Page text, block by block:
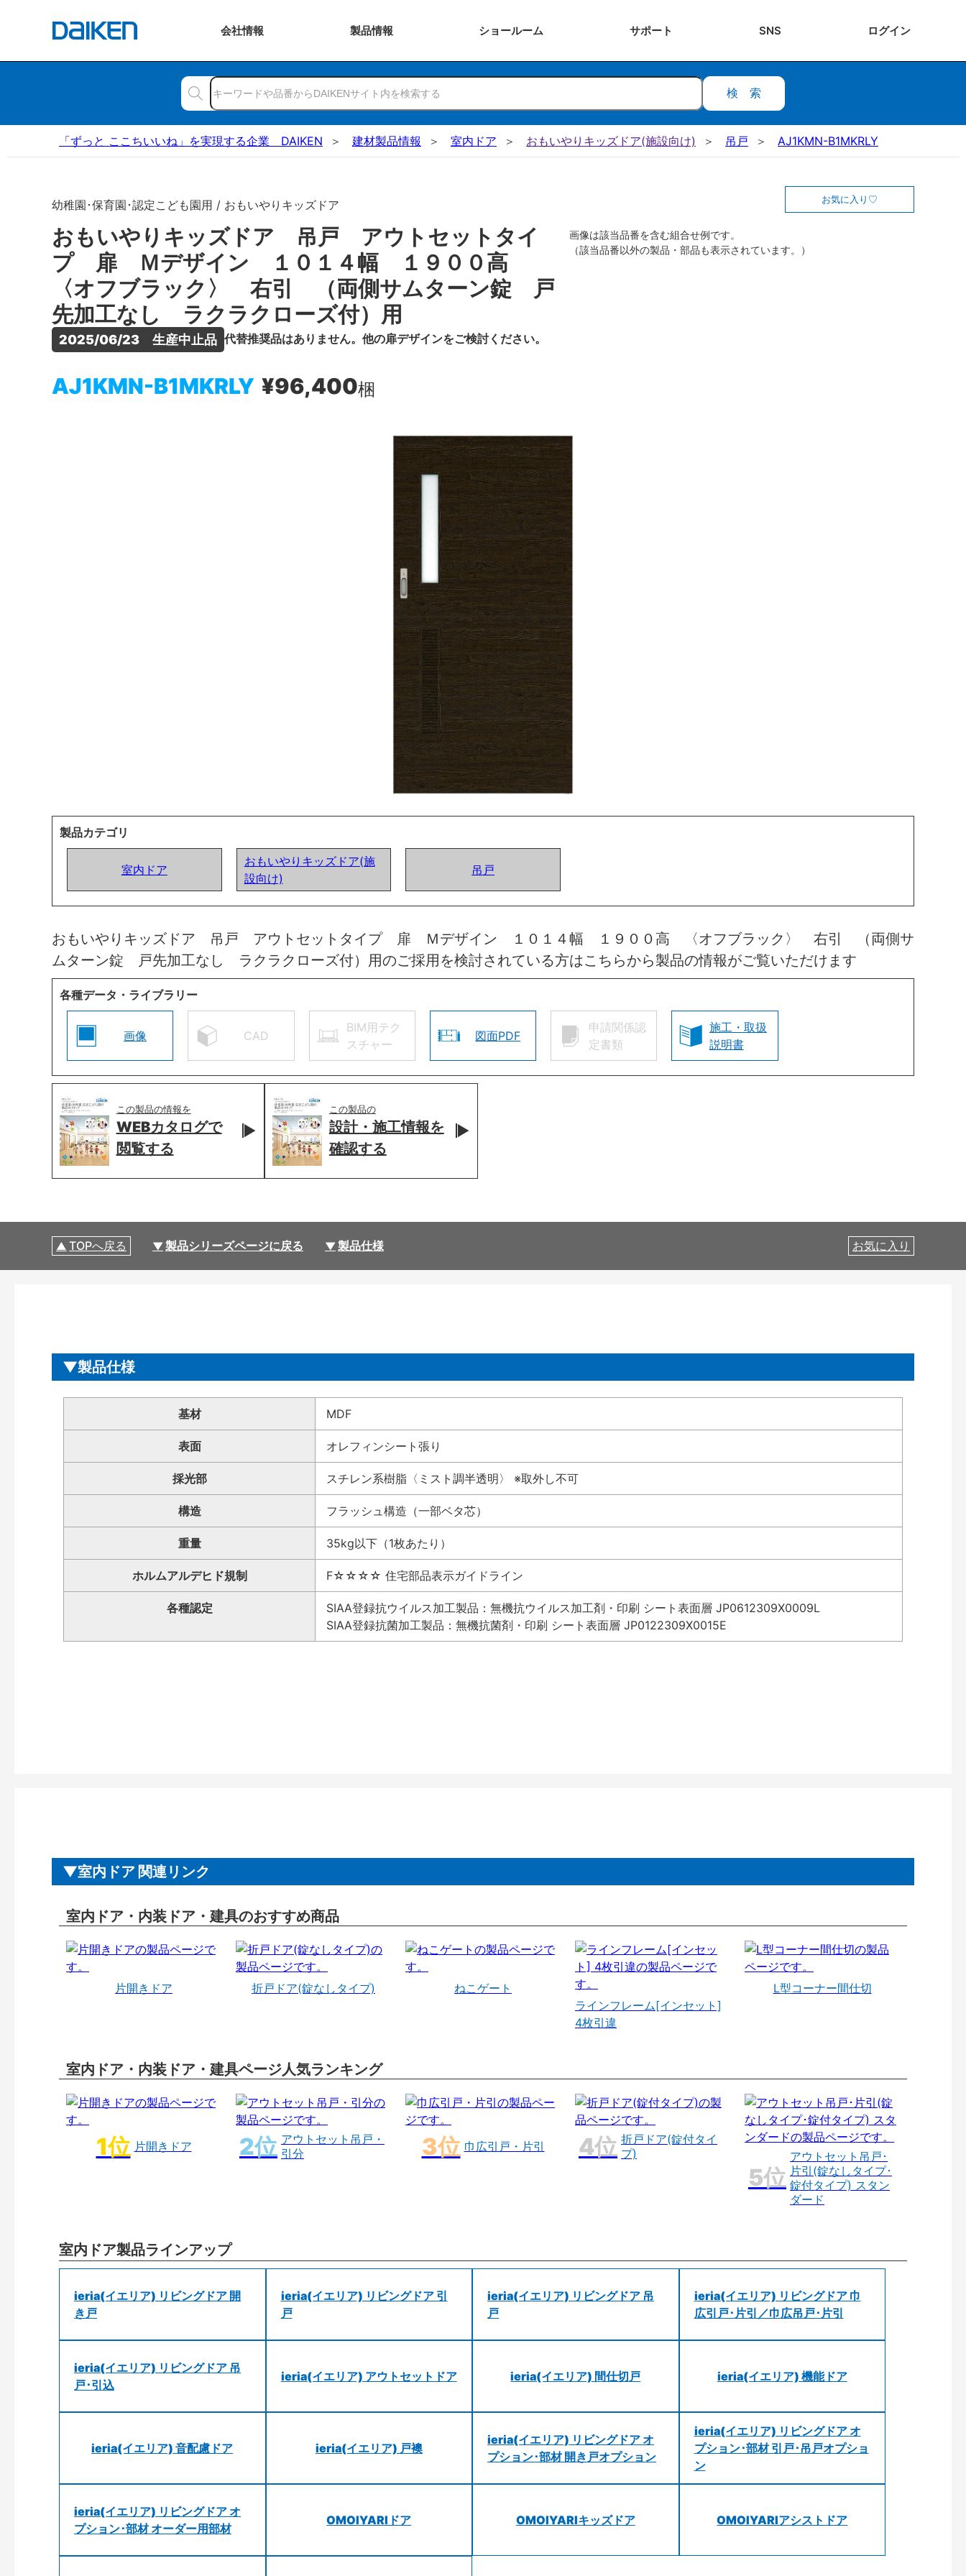
会社情報 製品情報 ショールーム サポート SNS ログイン
検索
「ずっと ここちいいね」を実現する企業 DAIKEN 建材製品情報 室内ドア おもいやりキッズドア(施設向け) 吊戸 AJ1KMN-B1MKRLY
幼稚園･保育園･認定こども園用 / おもいやりキッズドア
おもいやりキッズドア 吊戸 アウトセットタイ
プ 扉 Ｍデザイン １０１４幅 １９００高
〈オフブラック〉 右引 （両側サムターン錠 戸
先加工なし ラクラクローズ付）用
2025/06/23　生産中止品 代替推奨品はありません。他の扉デザインをご検討ください。
AJ1KMN-B1MKRLY ¥96,400梱
お気に入り
画像は該当品番を含む組合せ例です。
（該当品番以外の製品・部品も表示されています。）
製品カテゴリ
室内ドア
おもいやりキッズドア(施
設向け)
吊戸
おもいやりキッズドア 吊戸 アウトセットタイプ 扉 Ｍデザイン １０１４幅 １９００高 〈オフブラック〉 右引 （両側サ
ムターン錠 戸先加工なし ラクラクローズ付）用のご採用を検討されている方はこちらから製品の情報がご覧いただけます
各種データ・ライブラリー
画像 CAD
BIM用テク
スチャー
図面PDF
申請関係認
定書類
施工・取扱
説明書
この製品の情報を
WEBカタログで
閲覧する
この製品の
設計・施工情報を
確認する
TOPへ戻る 製品シリーズページに戻る 製品仕様 お気に入り
製品仕様
基材 MDF
表面 オレフィンシート張り
採光部 スチレン系樹脂〈ミスト調半透明〉 ※取外し不可
構造 フラッシュ構造（一部ベタ芯）
重量 35kg以下（1枚あたり）
ホルムアルデヒド規制 F☆☆☆☆ 住宅部品表示ガイドライン
各種認定
SIAA登録抗ウイルス加工製品：無機抗ウイルス加工剤・印刷 シート表面層 JP0612309X0009L
SIAA登録抗菌加工製品：無機抗菌剤・印刷 シート表面層 JP0122309X0015E
室内ドア 関連リンク
室内ドア・内装ドア・建具のおすすめ商品
片開きドア 折戸ドア(錠なしタイプ)
ねこゲート
ラインフレーム[インセット]
4枚引違
L型コーナー間仕切
室内ドア・内装ドア・建具ページ人気ランキング
片開きドア
アウトセット吊戸・
引分
巾広引戸・片引
折戸ドア(錠付タイ
プ)
アウトセット吊戸･
片引(錠なしタイプ･
錠付タイプ) スタン
ダード
室内ドア製品ラインアップ
ieria(イエリア) リビングドア 開
き戸
ieria(イエリア) リビングドア 引
戸
ieria(イエリア) リビングドア 吊
戸
ieria(イエリア) リビングドア 巾
広引戸･片引／巾広吊戸･片引
ieria(イエリア) リビングドア 吊
戸･引込
ieria(イエリア) アウトセットドア ieria(イエリア) 間仕切戸 ieria(イエリア) 機能ドア
ieria(イエリア) 音配慮ドア ieria(イエリア) 戸襖
ieria(イエリア) リビングドア オ
プション･部材 開き戸オプション
ieria(イエリア) リビングドア オ
プション･部材 引戸･吊戸オプショ
ン
ieria(イエリア) リビングドア オ
プション･部材 オーダー用部材
OMOIYARIドア OMOIYARIキッズドア OMOIYARIアシストドア